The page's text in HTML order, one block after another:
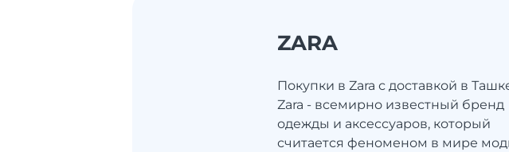
ZARA
Покупки в Zara с доставкой в
Zara - всемирно известный бренд
одежды и аксессуаров, который
считается феноменом в мире